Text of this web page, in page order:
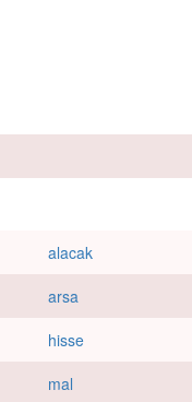
alacak
arsa
hisse
mal